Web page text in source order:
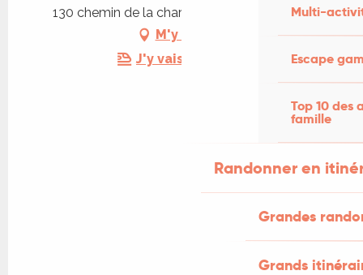
Multi-
Escape
Top 10 des
famille
Randonner en
Grandes
Grands
130 chemin de la chartreuse, 46000 Cahors
M'y rendre
J'y vais en train !